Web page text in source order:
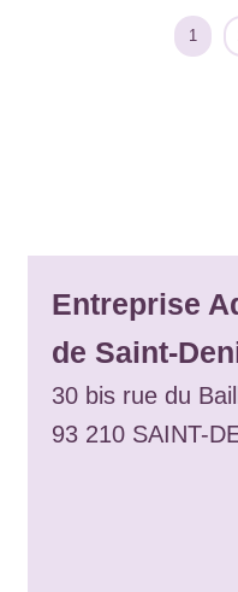
1
Entreprise
de Saint-
30 bis rue du
93 210 SAINT-